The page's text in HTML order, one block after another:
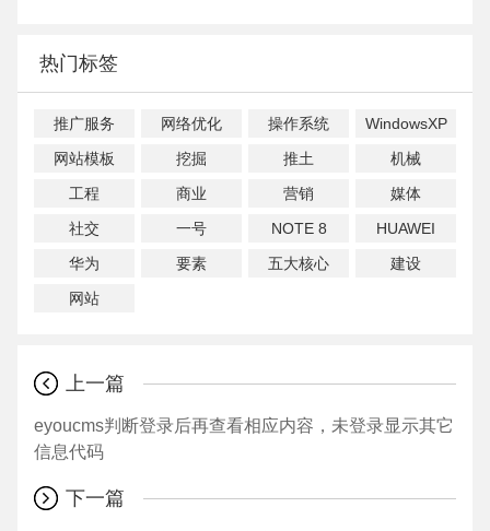
热门标签
推广服务 网络优化 操作系统
WindowsXP
网站模板
挖掘 推土
机械
工程
商业 营销
媒体
社交
一号 NOTE 8
HUAWEI
华为
要素 五大核心
建设
网站
上一篇
eyoucms判断登录后再查看相应内容，未登录显示其它
信息代码
下一篇